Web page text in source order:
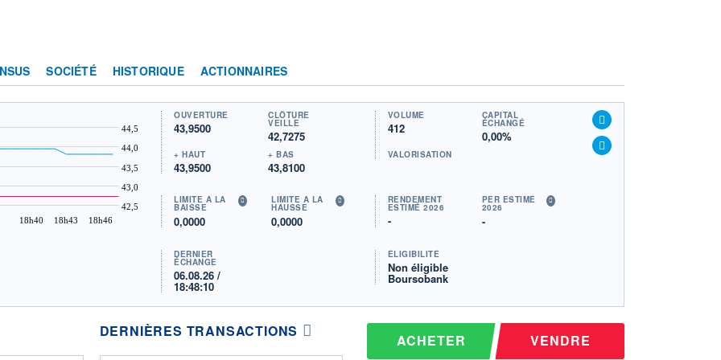
SOCIÉTÉ HISTORIQUE ACTIONNAIRES
18h40 18h43 18h46
42,5
43,0
43,5
44,0
44,5
OUVERTURE
43,9500
CLÔTURE
VEILLE
42,7275
+ HAUT
43,9500
+ BAS
43,8100
VOLUME
412
CAPITAL
ÉCHANGÉ
0,00%
VALORISATION
LIMITE À LA
BAISSE
0,0000
LIMITE À LA
HAUSSE
0,0000
RENDEMENT
ESTIMÉ 2026
-
PER ESTIMÉ
2026
-
DERNIER
ÉCHANGE
06.08.26 /
18:48:10
ÉLIGIBILITÉ
Non éligible
Boursobank
DERNIÈRES TRANSACTIONS
ACHETER VENDRE